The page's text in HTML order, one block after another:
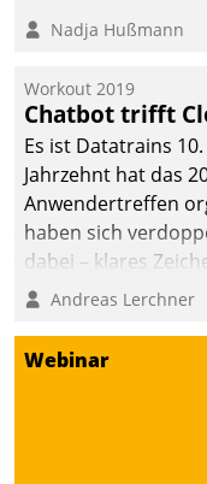
methodisch
Quartier. Dazwischen
zeigte Datatrain,
Neues zu bieten hat.
Nadja Hußmann
Workout 2019
Chatbot trifft
Es ist Datatrains
Jahrzehnt hat das
Anwendertreffen
haben sich
dabei – klares
Fokussierung auf
Andreas Lerchner
Webinar